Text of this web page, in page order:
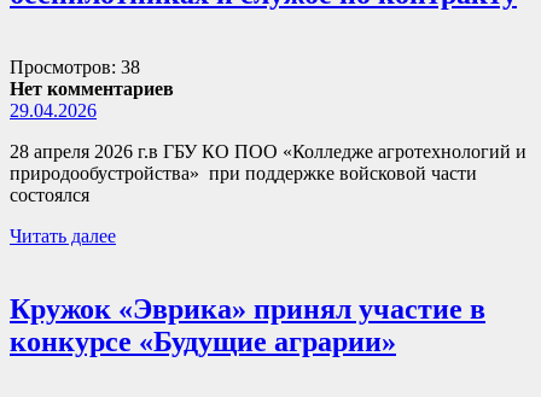
Просмотров: 38
Нет комментариев
29.04.2026
28 апреля 2026 г.в ГБУ КО ПОО «Колледже агротехнологий и
природообустройства» при поддержке войсковой части
состоялся
Читать далее
Кружок «Эврика» принял участие в
конкурсе «Будущие аграрии»